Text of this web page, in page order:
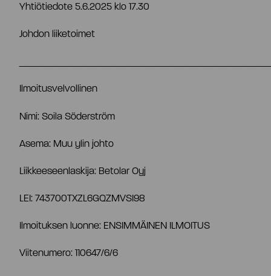
Tiivistelmä
Strategia ja tavoitteet
Markkinat
Teknologia
Tuottolaskuri
Tiivistelmä
Yhtiötiedote 5.6.2025 klo 17.30
Johdon liiketoimet
Ilmoitusvelvollinen
Nimi: Soila Söderström
Asema: Muu ylin johto
Liikkeeseenlaskija: Betolar Oyj
LEI: 743700TXZL6GQZMVSI98
Ilmoituksen luonne: ENSIMMÄINEN ILMOITUS
Viitenumero: 110647/6/6